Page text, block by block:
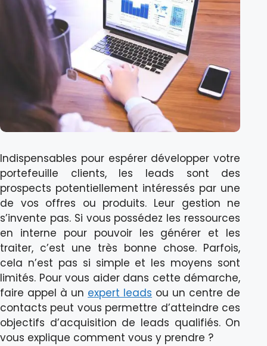
Indispensables pour espérer développer votre
portefeuille clients, les leads sont des
prospects potentiellement intéressés par une
de vos offres ou produits. Leur gestion ne
s’invente pas. Si vous possédez les ressources
en interne pour pouvoir les générer et les
traiter, c’est une très bonne chose. Parfois,
cela n’est pas si simple et les moyens sont
limités. Pour vous aider dans cette démarche,
faire appel à un expert leads ou un centre de
contacts peut vous permettre d’atteindre ces
objectifs d’acquisition de leads qualifiés. On
vous explique comment vous y prendre ?